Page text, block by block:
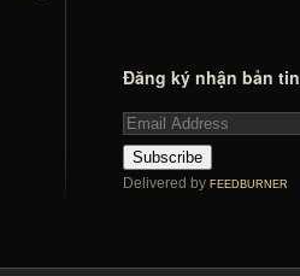
Đăng ký nhận bản tin
Subscribe
Delivered by FEEDBURNER